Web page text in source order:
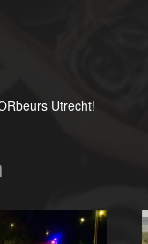
Utrecht!